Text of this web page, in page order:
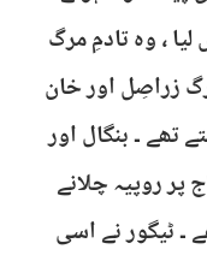
، وہ تادمِ مرگ
زراصِل اور خان
۔ بنگال اور
روپیہ چلانے
۔ ٹیگور نے اسی